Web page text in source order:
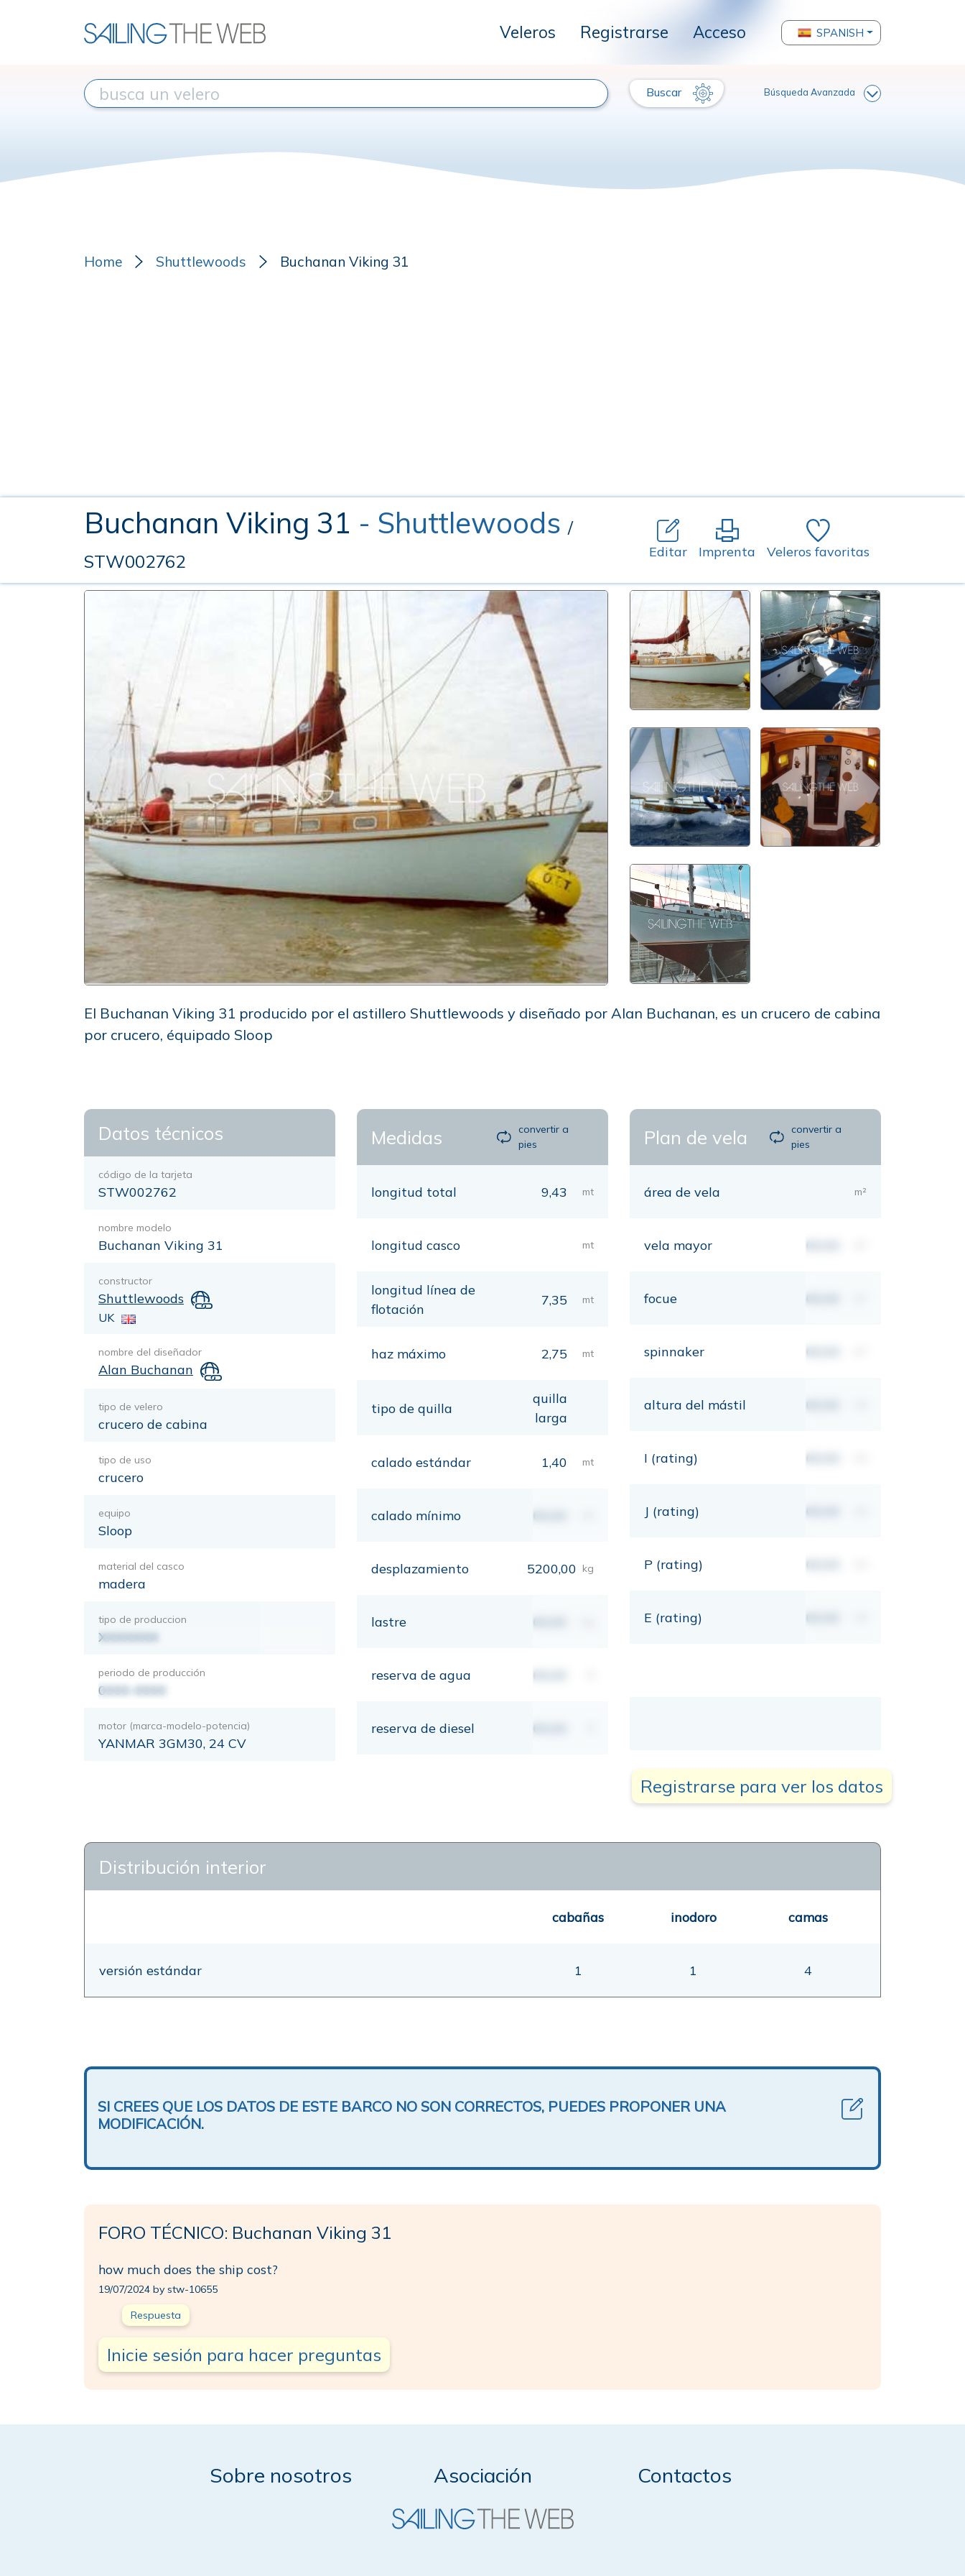
Veleros Registrarse Acceso SPANISH
Buscar Búsqueda Avanzada
Home Shuttlewoods Buchanan Viking 31
Buchanan Viking 31 - Shuttlewoods /
STW002762
Editar Imprenta Veleros favoritas
El Buchanan Viking 31 producido por el astillero Shuttlewoods y diseñado por Alan Buchanan, es un crucero de cabina
por crucero, équipado Sloop
Datos técnicos
código de la tarjeta
STW002762
nombre modelo
Buchanan Viking 31
constructor
Shuttlewoods
UK
nombre del diseñador
Alan Buchanan
tipo de velero
crucero de cabina
tipo de uso
crucero
equipo
Sloop
material del casco
madera
tipo de produccion
XXXXXXX
periodo de producción
0000-0000
motor (marca-modelo-potencia)
YANMAR 3GM30, 24 CV
Medidas
convertir a
pies
longitud total 9,43 mt
longitud casco mt
longitud línea de
flotación
7,35 mt
haz máximo 2,75 mt
tipo de quilla
quilla
larga
calado estándar 1,40 mt
calado mínimo 00,00
desplazamiento 5200,00 kg
lastre 00,00
reserva de agua 00,00
reserva de diesel 00,00
Plan de vela
convertir a
pies
área de vela m²
vela mayor 00,00
focue 00,00
spinnaker 00,00
altura del mástil 00,00
I (rating) 00,00
J (rating) 00,00
P (rating) 00,00
E (rating) 00,00
Registrarse para ver los datos
Distribución interior
cabañas inodoro camas
versión estándar 1 1 4
SI CREES QUE LOS DATOS DE ESTE BARCO NO SON CORRECTOS, PUEDES PROPONER UNA
MODIFICACIÓN.
FORO TÉCNICO: Buchanan Viking 31
how much does the ship cost?
19/07/2024 by stw-10655
Respuesta
Inicie sesión para hacer preguntas
Sobre nosotros Asociación Contactos